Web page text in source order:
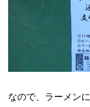
なので、ラーメン